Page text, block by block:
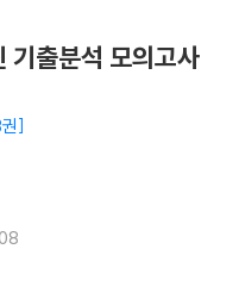
기출분석 모의고사